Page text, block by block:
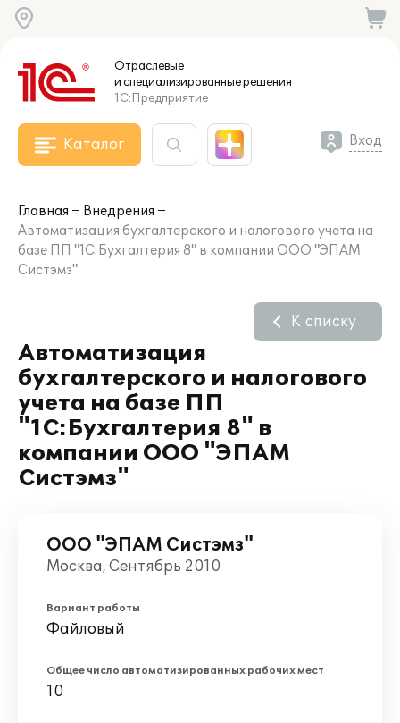
Отраслевые
и специализированныерешения
1С:Предприятие
Каталог Вход
Главная
Внедрения
Автоматизация бухгалтерского и налогового учета на
базе ПП "1С:Бухгалтерия 8" в компании ООО "ЭПАМ
Систэмз"
Автоматизация
бухгалтерского и налогового
учета на базе ПП
"1С:Бухгалтерия 8" в
компании ООО "ЭПАМ
Систэмз"
К списку
ООО "ЭПАМ Систэмз"
Москва, Сентябрь 2010
Вариант работы
Файловый
Общее число автоматизированных рабочих мест
10